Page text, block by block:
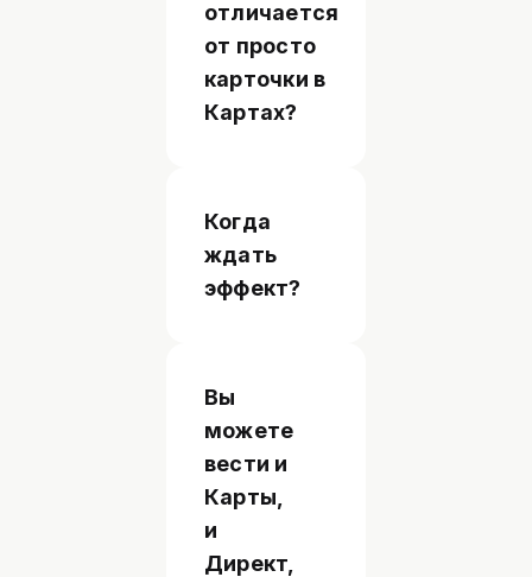
отличается
от просто
карточки в
Картах?
Когда
ждать
эффект?
Вы
можете
вести и
Карты,
и
Директ,